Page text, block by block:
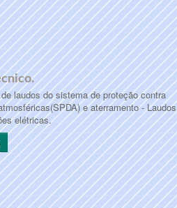
laudos do sistema de proteção contra
e aterramento - Laudos
elétricas.